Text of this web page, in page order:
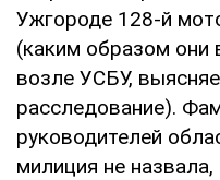
Ужгороде 128-й
(каким образом они
возле УСБУ,
расследование).
руководителей
милиция не